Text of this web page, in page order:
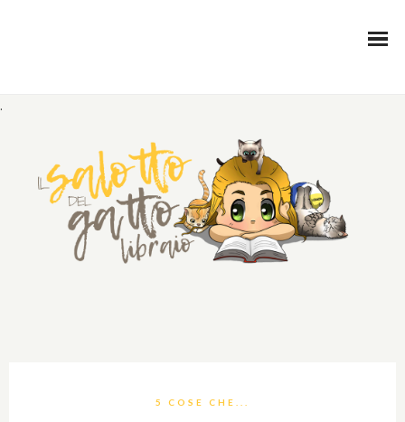
.
5 COSE CHE...